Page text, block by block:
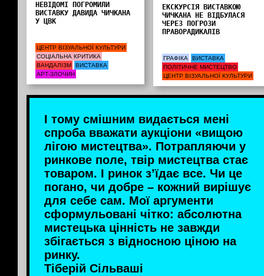
НЕВІДОМІ ПОГРОМИЛИ
ВИСТАВКУ ДАВИДА ЧИЧКАНА
У ЦВК
ЦЕНТР ВІЗУАЛЬНОЇ КУЛЬТУРИ
СОЦІАЛЬНА КРИТИКА
ВАНДАЛІЗМ
ВИСТАВКА
АРТ-ЗЛОЧИН
ЕКСКУРСІЯ ВИСТАВКОЮ
ЧИЧКАНА НЕ ВІДБУЛАСЯ
ЧЕРЕЗ ПОГРОЗИ
ПРАВОРАДИКАЛІВ
ГРАФІКА
ВИСТАВКА
ПОЛІТИЧНЕ МИСТЕЦТВО
ЦЕНТР ВІЗУАЛЬНОЇ КУЛЬТУРИ
І тому смішним видається мені
спроба вважати аукціони «вищою
лігою мистецтва». Потрапляючи у
ринкове поле, твір мистецтва стає
товаром. І ринок з’їдає все. Чи це
погано, чи добре – кожний вирішує
для себе сам. Мої аргументи
сформульовані чітко: абсолютна
мистецька цінність не завжди
збігається з відносною ціною на
ринку.
Тіберій Сільваші